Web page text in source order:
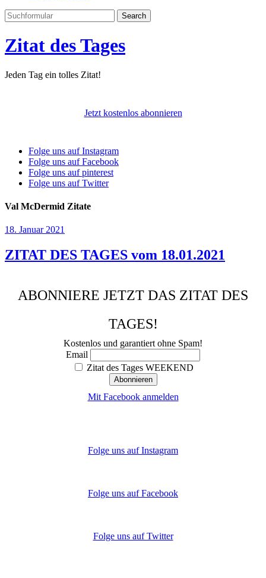
Search
Zitat des Tages
Jeden Tag ein tolles Zitat!
Jetzt kostenlos abonnieren
Folge uns auf Instagram
Folge uns auf Facebook
Folge uns auf pinterest
Folge uns auf Twitter
Val McDermid Zitate
18. Januar 2021
ZITAT DES TAGES vom 18.01.2021
ABONNIERE JETZT DAS ZITAT DES
TAGES!
Kostenlos und garantiert ohne Spam!
Email
Zitat des Tages WEEKEND
Mit Facebook anmelden
Folge uns auf Instagram
Folge uns auf Facebook
Folge uns auf Twitter